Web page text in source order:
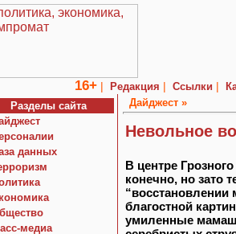
16+ | Редакция | Ссылки |
Разделы сайта
данных
медиа
Дайджест »
Невольное
В центре
конечно, но зато
благостной
умиленные